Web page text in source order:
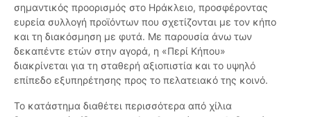
σημαντικός προορισμός στο Ηράκλειο, προσφέροντας
ευρεία συλλογή προϊόντων που σχετίζονται με τον κήπο
και τη διακόσμηση με φυτά. Με παρουσία άνω των
δεκαπέντε ετών στην αγορά, η «Περί Κήπου»
διακρίνεται για τη σταθερή αξιοπιστία και το υψηλό
επίπεδο εξυπηρέτησης προς το πελατειακό της κοινό.
Το κατάστημα διαθέτει περισσότερα από χίλια